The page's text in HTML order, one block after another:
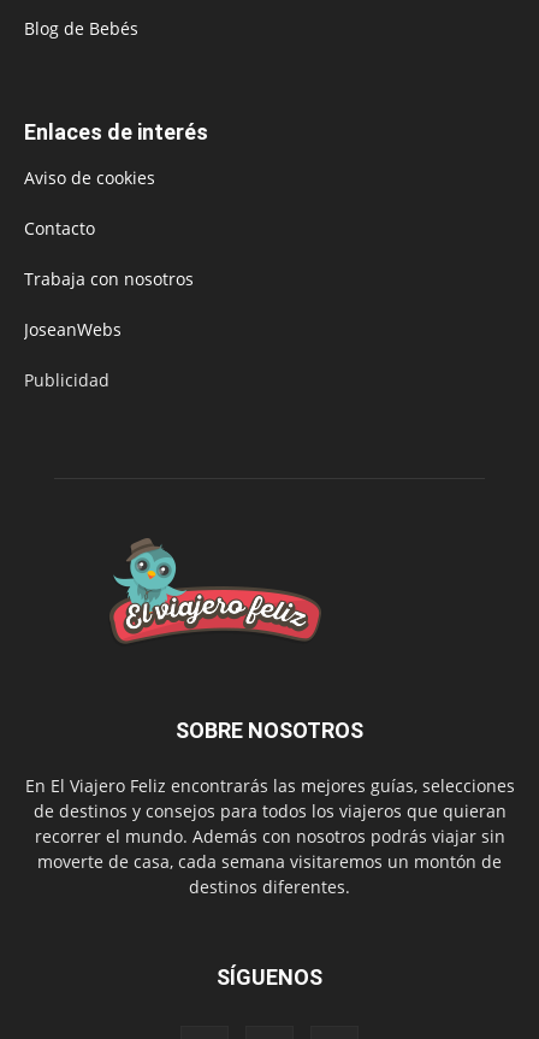
Blog de Bebés
Enlaces de interés
Aviso de cookies
Contacto
Trabaja con nosotros
JoseanWebs
Publicidad
SOBRE NOSOTROS
En El Viajero Feliz encontrarás las mejores guías, selecciones
de destinos y consejos para todos los viajeros que quieran
recorrer el mundo. Además con nosotros podrás viajar sin
moverte de casa, cada semana visitaremos un montón de
destinos diferentes.
SÍGUENOS